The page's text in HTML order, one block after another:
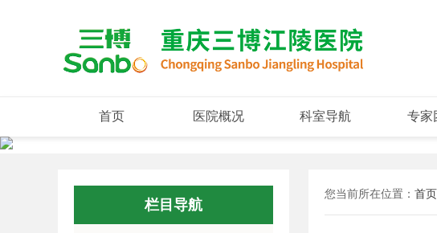
首页 医院概况 科室导航 专家
栏目导航
您当前所在位置： 首页